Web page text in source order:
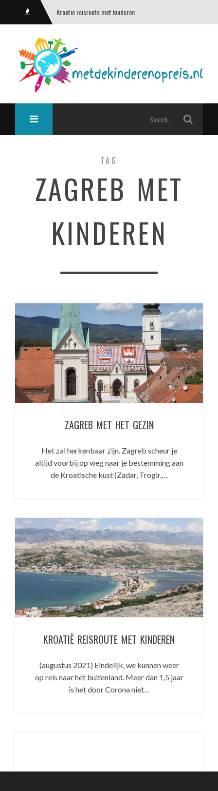
Kroatië reisroute met kinderen
TAG
ZAGREB MET
KINDEREN
ZAGREB MET HET GEZIN
Het zal herkenbaar zijn. Zagreb scheur je
altijd voorbij op weg naar je bestemming aan
de Kroatische kust (Zadar, Trogir,…
KROATIË REISROUTE MET KINDEREN
(augustus 2021) Eindelijk, we kunnen weer
op reis naar het buitenland. Meer dan 1,5 jaar
is het door Corona niet…